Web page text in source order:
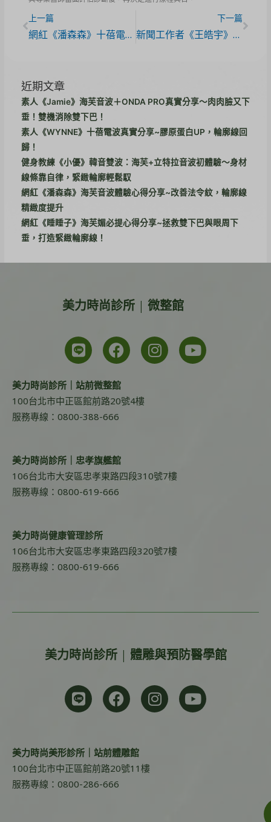
上一篇
網紅《潘森森》十蓓電波體驗心得分享
下一篇
新聞工作者《王皓宇》韓國音波雙機全紀錄~海芙音波+立特拉精修下顎線條，幾乎無恢復期的形象管理
近期文章
素人《Jamie》海芙音波＋ONDA PRO真實分享～肉肉臉又下
垂！雙機消除雙下巴！
素人《WYNNE》十蓓電波真實分享~膠原蛋白UP，輪廓線回
歸！
健身教練《小優》韓音雙波：海芙+立特拉音波初體驗～身材
線條靠自律，緊緻輪廓輕鬆馭
網紅《潘森森》海芙音波體驗心得分享~改善法令紋，輪廓線
精緻度提升
網紅《睡睡子》海芙媚必提心得分享~拯救雙下巴與眼周下
垂，打造緊緻輪廓線！
美力時尚診所 | 微整館
美力時尚診所｜站前微整館
100台北市中正區館前路20號4樓
服務專線：0800-388-666
美力時尚診所｜忠孝旗艦館
106台北市大安區忠孝東路四段310號7樓
服務專線：0800-619-666
美力時尚健康管理診所
106台北市大安區忠孝東路四段320號7樓
服務專線：0800-619-666
美力時尚診所 | 體雕與預防醫學館
美力時尚美形診所｜站前體雕館
100台北市中正區館前路20號11樓
服務專線：0800-286-666